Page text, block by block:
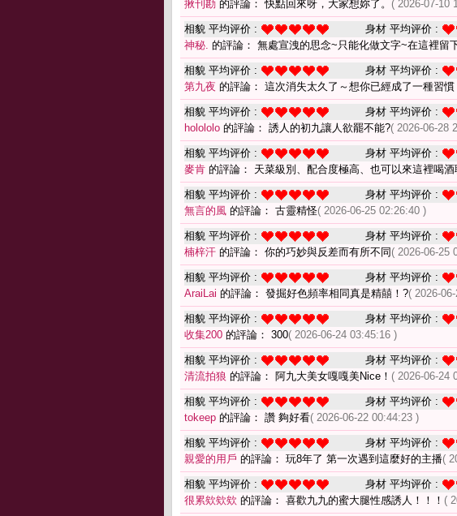
揪刊勘 的評論： 快點回來呀，大家想妳了。 ( 2026-07-10
相貌 平均评价 : 身材 平均评价 :
神秘. 的評論： 無處宣洩的思念~只能化做文字~在這裡留
相貌 平均评价 : 身材 平均评价 :
第九夜 的評論： 這次消失太久了～想你已經成了一種習
相貌 平均评价 : 身材 平均评价 :
holololo 的評論： 誘人的初九讓人欲罷不能?( 2026-06-28
相貌 平均评价 : 身材 平均评价 :
麥肯 的評論： 天菜級別、配合度極高、也可以來這裡喝酒
相貌 平均评价 : 身材 平均评价 :
無言的風 的評論： 古靈精怪( 2026-06-25 02:26:40 )
相貌 平均评价 : 身材 平均评价 :
楠梓汗 的評論： 你的巧妙與反差而有所不同 ( 2026-06-25
相貌 平均评价 : 身材 平均评价 :
AraiLai 的評論： 發掘好色頻率相同真是精囍！?( 2026-
相貌 平均评价 : 身材 平均评价 :
收集200 的評論： 300( 2026-06-24 03:45:16 )
相貌 平均评价 : 身材 平均评价 :
清流拍狼 的評論： 阿九大美女嘎嘎美Nice！ ( 2026-06-24
相貌 平均评价 : 身材 平均评价 :
tokeep 的評論： 讚 夠好看( 2026-06-22 00:44:23 )
相貌 平均评价 : 身材 平均评价 :
親愛的用戶 的評論： 玩8年了 第一次遇到這麼好的主播(
相貌 平均评价 : 身材 平均评价 :
很累欸欸欸 的評論： 喜歡九九的蜜大腿性感誘人！！！ (